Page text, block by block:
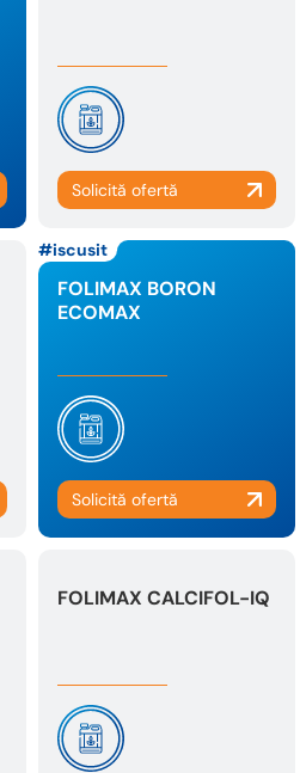
iscusit
FOLIMAX BORON
ECOMAX
FOLIMAX CALCIFOL-IQ